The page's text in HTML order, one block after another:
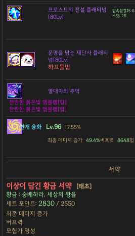
프로스트의 전설 플래티넘
[80Lv]
암속성강화: 6
스탯: 25
운명을 담는 재단사 플래티
넘[80Lv]
하프물범
열대야의 추억
찬란한 붉은빛 엠블렘[힘]
찬란한 붉은빛 엠블렘[힘]
안개 융화 Lv.96 17.55%
최종 데미지 증가 49.4%버프력 8648힘
서약
이상이 담긴 황금 서약
[태초]
황금 : 숭배하라, 세상의 왕을
세트 포인트: 2830 / 2550
최종 데미지 증가
버프력
모험가 명성